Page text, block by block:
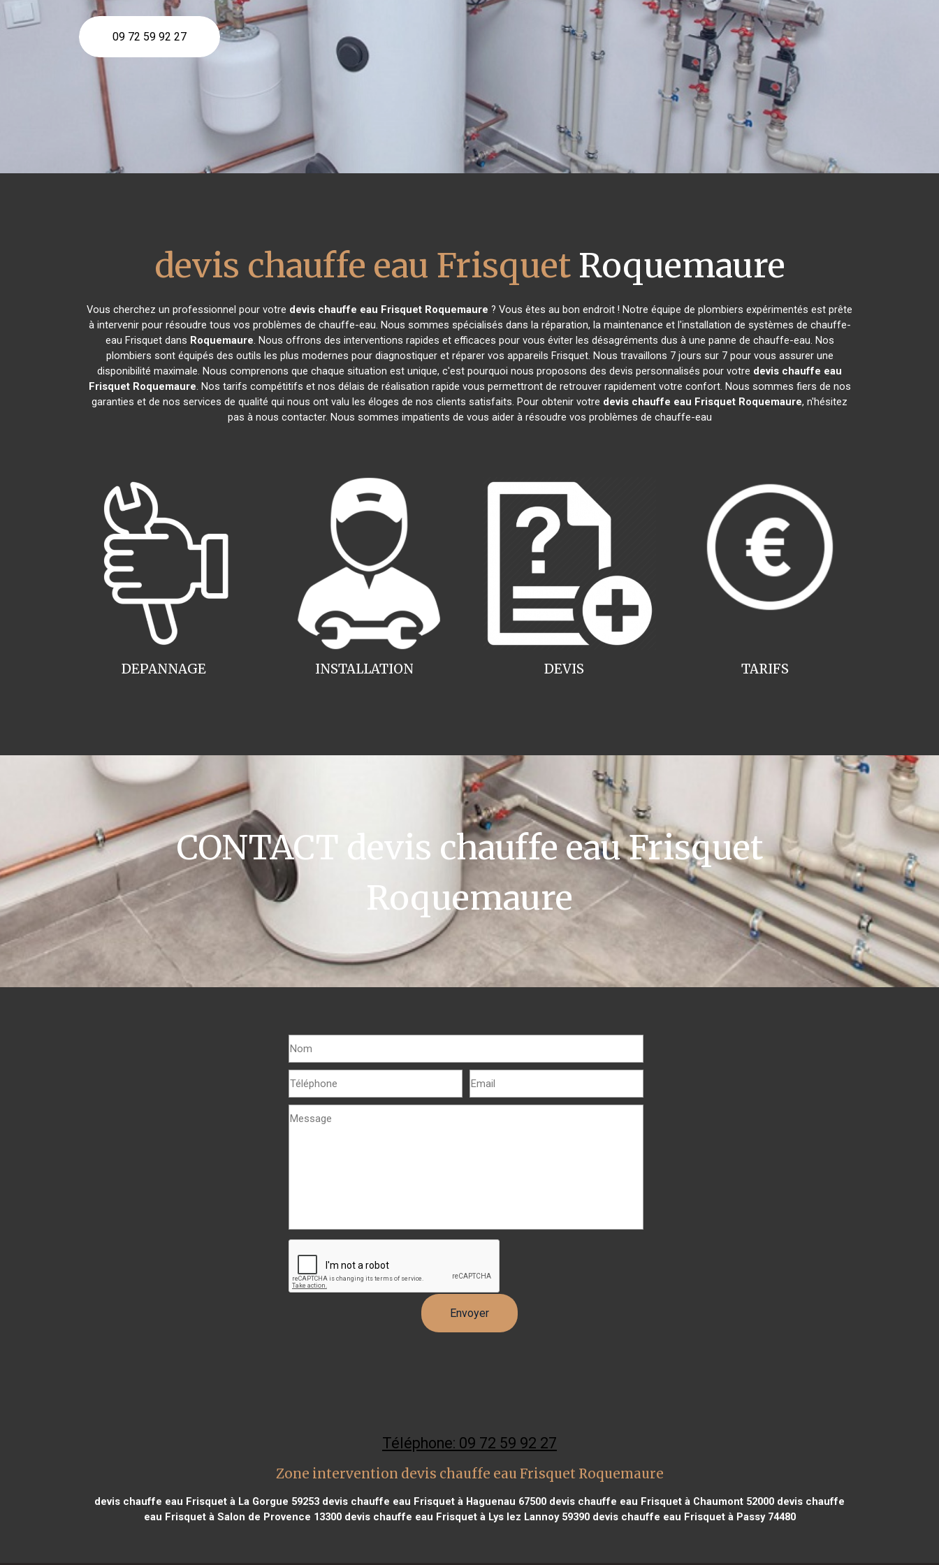
09 72 59 92 27
devis chauffe eau FrisquetRoquemaure
Vous cherchez un professionnel pour votre devis chauffe eau Frisquet Roquemaure ? Vous êtes au bon endroit ! Notre équipe de plombiers expérimentés est prête
à intervenir pour résoudre tous vos problèmes de chauffe-eau. Nous sommes spécialisés dans la réparation, la maintenance et l'installation de systèmes de chauffe-
eau Frisquet dans Roquemaure. Nous offrons des interventions rapides et efficaces pour vous éviter les désagréments dus à une panne de chauffe-eau. Nos
plombiers sont équipés des outils les plus modernes pour diagnostiquer et réparer vos appareils Frisquet. Nous travaillons 7 jours sur 7 pour vous assurer une
disponibilité maximale. Nous comprenons que chaque situation est unique, c'est pourquoi nous proposons des devis personnalisés pour votre devis chauffe eau
Frisquet Roquemaure. Nos tarifs compétitifs et nos délais de réalisation rapide vous permettront de retrouver rapidement votre confort. Nous sommes fiers de nos
garanties et de nos services de qualité qui nous ont valu les éloges de nos clients satisfaits. Pour obtenir votre devis chauffe eau Frisquet Roquemaure, n'hésitez
pas à nous contacter. Nous sommes impatients de vous aider à résoudre vos problèmes de chauffe-eau
INSTALLATION
DEPANNAGE TARIFS
DEVIS
CONTACT devis chauffe eau Frisquet
Roquemaure
Téléphone: 09 72 59 92 27
Zone intervention devis chauffe eau Frisquet Roquemaure
devis chauffe eau Frisquet à La Gorgue 59253 devis chauffe eau Frisquet à Haguenau 67500 devis chauffe eau Frisquet à Chaumont 52000 devis chauffe
eau Frisquet à Salon de Provence 13300devis chauffe eau Frisquet à Lys lez Lannoy 59390devis chauffe eau Frisquet à Passy 74480